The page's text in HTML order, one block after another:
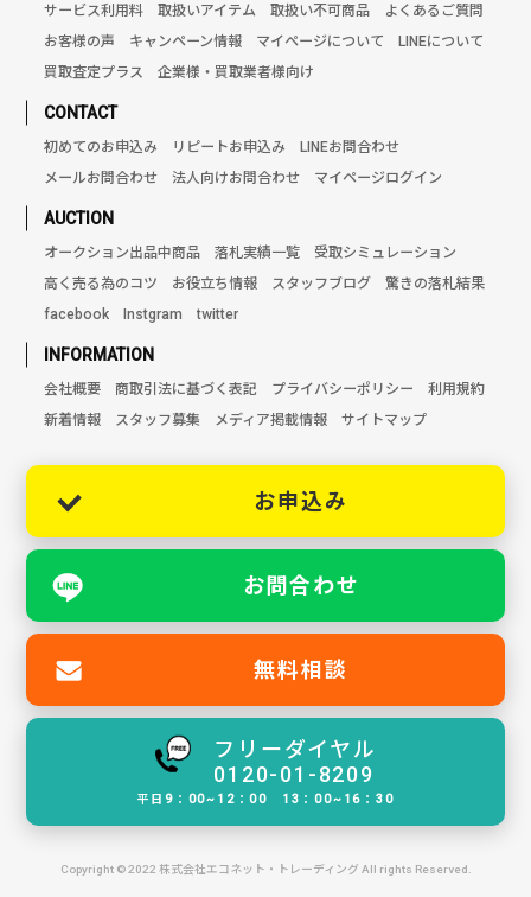
サービス利用料
取扱いアイテム 取扱い不可商品
よくあるご質問
お客様の声
キャンペーン情報 マイページについて
LINEについて
買取査定プラス
企業様・買取業者様向け
CONTACT
初めてのお申込み リピートお申込み
LINEお問合わせ
メールお問合わせ
法人向けお問合わせ マイページログイン
AUCTION
オークション出品中商品 落札実績一覧
受取シミュレーション
高く売る為のコツ
お役立ち情報 スタッフブログ
驚きの落札結果
facebook
Instgram twitter
INFORMATION
会社概要 商取引法に基づく表記 プライバシーポリシー
利用規約
新着情報
スタッフ募集 メディア掲載情報 サイトマップ
お申込み
お問合わせ
無料相談
フリーダイヤル
0120-01-8209
平日9：00~12：00 13：00~16：30
Copyright © 2022 株式会社エコネット・トレーディング All rights Reserved.